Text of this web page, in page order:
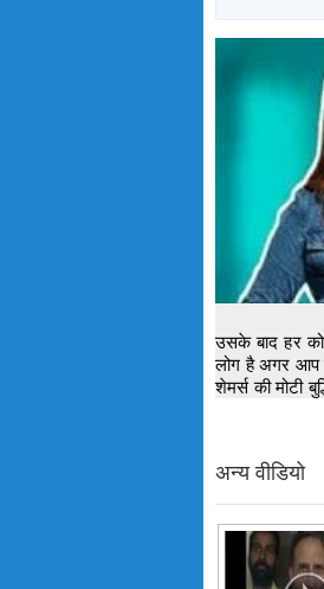
उसके बाद हर
लोग है अगर आप
शेमर्स की मोटी
अन्य वीडियो